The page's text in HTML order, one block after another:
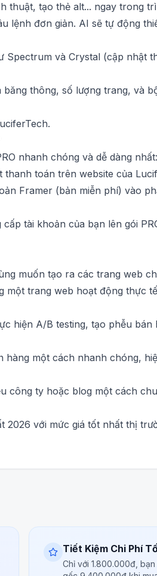
thuật, tạo thẻ alt... ngay trong
lệnh đơn giản. AI sẽ tự động
Spectrum và Crystal (cập nhật
thông, số lượng trang, và
nhanh chóng và dễ dàng nhất:
thanh toán trên website của
Framer (bản miễn phí) vào
tài khoản của bạn lên gói
muốn tạo ra các trang web
một trang web hoạt động thực
hiện A/B testing, tạo phễu
hàng một cách nhanh chóng,
công ty hoặc blog một cách
với mức giá tốt nhất thị
Tiết Kiệm Chi Phí
Chỉ với 1.800.000đ,